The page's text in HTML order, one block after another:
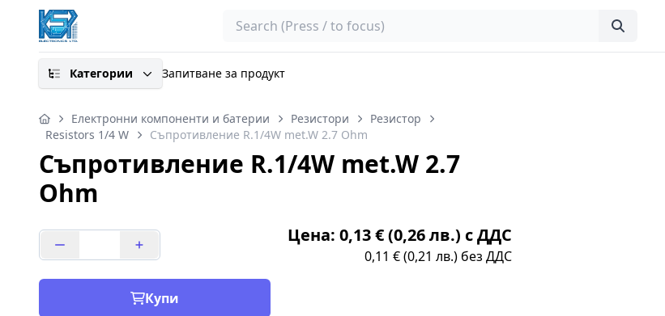
Search
Категории Запитване за продукт
Електронни компоненти и батерии Резистори
Резистор
Resistors 1/4 W
Съпротивление R.1/4W met.W 2.7 Ohm
Съпротивление R.1/4W met.W 2.7
Ohm
Цена: 0,13 € (0,26 лв.) с ДДС
0,11 € (0,21 лв.) без ДДС
Купи